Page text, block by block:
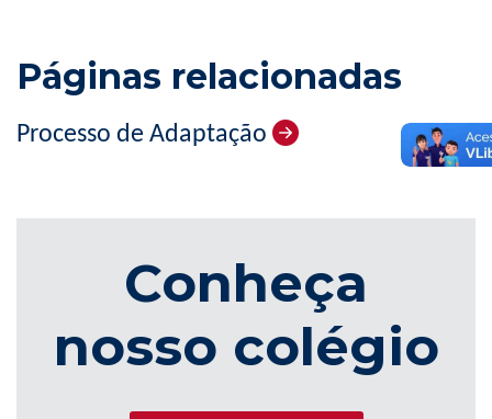
Páginas relacionadas
Processo de Adaptação
Conheça
nosso colégio